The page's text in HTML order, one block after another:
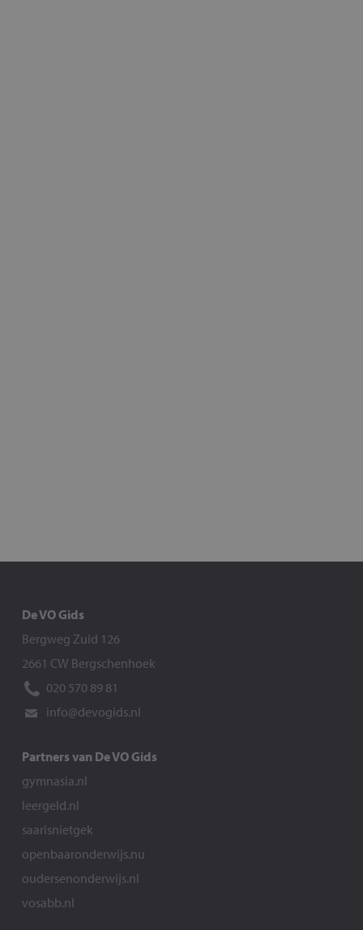
De VO Gids
Bergweg Zuid 126
2661 CW Bergschenhoek
020 570 89 81
info@devogids.nl
Partners van De VO Gids
gymnasia.nl
leergeld.nl
saarisnietgek
openbaaronderwijs.nu
oudersenonderwijs.nl
vosabb.nl